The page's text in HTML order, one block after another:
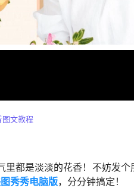
图文教程
都是淡淡的花香！不妨发个
秀秀电脑版，分分钟搞定！